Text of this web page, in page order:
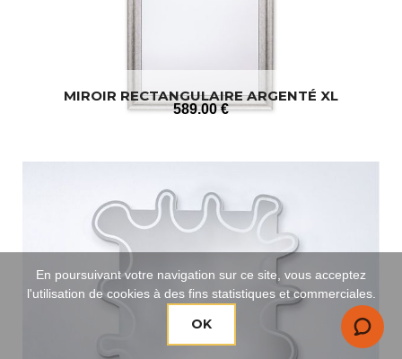
MIROIR RECTANGULAIRE ARGENTÉ XL
589.00 €
En poursuivant votre navigation sur ce site, vous acceptez
l'utilisation de cookies à des fins statistiques et commerciales.
OK